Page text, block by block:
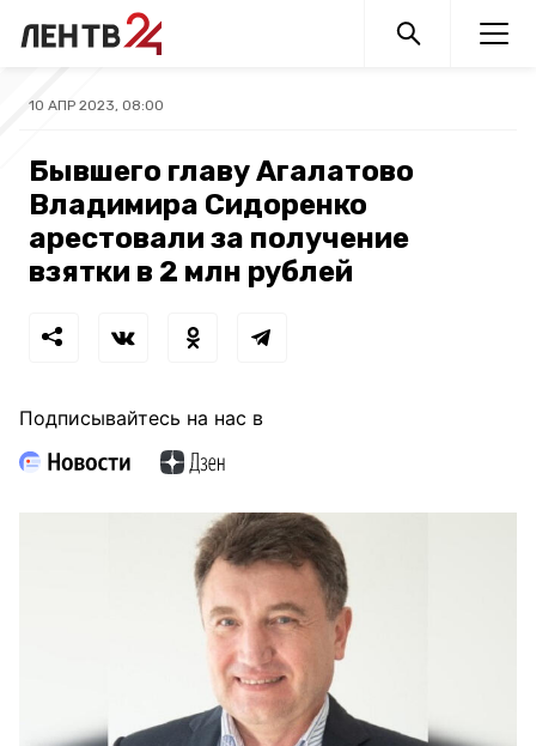
10 АПР 2023, 08:00
Бывшего главу Агалатово
Владимира Сидоренко
арестовали за получение
взятки в 2 млн рублей
Подписывайтесь на нас в